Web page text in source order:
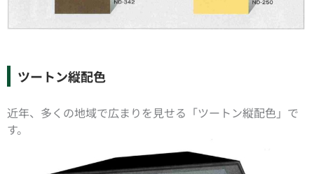
ツートン縦配色
近年、多くの地域で広まりを見せる「ツートン縦配色」で
す。